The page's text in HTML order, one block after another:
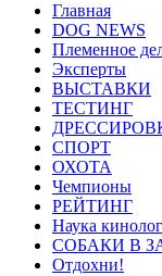
Главная
DOG NEWS
Племенное
Эксперты
ВЫСТАВКИ
ТЕСТИНГ
СПОРТ
ОХОТА
Чемпионы
РЕЙТИНГ
Наука
СОБАКИ В
Отдохни!